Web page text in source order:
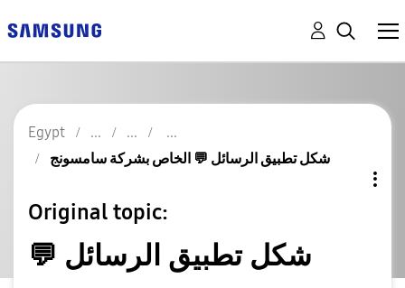
Egypt
شكل تطبيق الرسائل 💬 الخاص بشركة سامسونج
Original topic:
شكل تطبيق الرسائل 💬